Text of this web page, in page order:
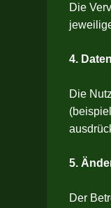
Die
4.
Die
5.
Der